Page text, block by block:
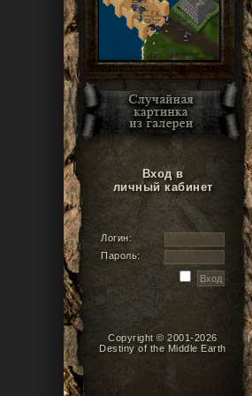
Вход в
личный кабинет
Логин:
Пароль:
Copyright © 2001-2026
Destiny of the Middle Earth